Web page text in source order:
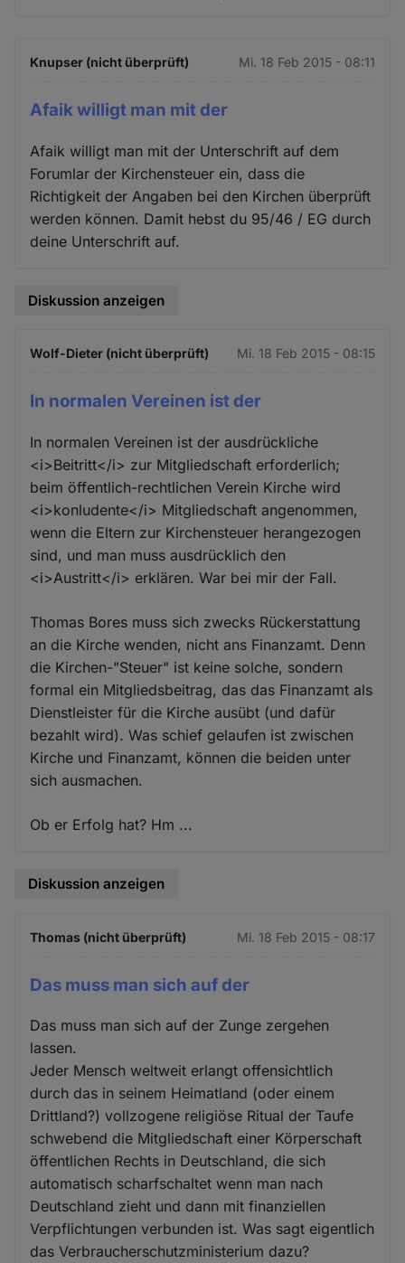
Knupser (nicht überprüft) Mi. 18 Feb 2015 - 08:11
Afaik willigt man mit der
Afaik willigt man mit der Unterschrift auf dem
Forumlar der Kirchensteuer ein, dass die
Richtigkeit der Angaben bei den Kirchen überprüft
werden können. Damit hebst du 95/46 / EG durch
deine Unterschrift auf.
Diskussion anzeigen
Wolf-Dieter (nicht überprüft) Mi. 18 Feb 2015 - 08:15
In normalen Vereinen ist der
In normalen Vereinen ist der ausdrückliche
<i>Beitritt</i> zur Mitgliedschaft erforderlich;
beim öffentlich-rechtlichen Verein Kirche wird
<i>konludente</i> Mitgliedschaft angenommen,
wenn die Eltern zur Kirchensteuer herangezogen
sind, und man muss ausdrücklich den
<i>Austritt</i> erklären. War bei mir der Fall.
Thomas Bores muss sich zwecks Rückerstattung
an die Kirche wenden, nicht ans Finanzamt. Denn
die Kirchen-"Steuer" ist keine solche, sondern
formal ein Mitgliedsbeitrag, das das Finanzamt als
Dienstleister für die Kirche ausübt (und dafür
bezahlt wird). Was schief gelaufen ist zwischen
Kirche und Finanzamt, können die beiden unter
sich ausmachen.
Ob er Erfolg hat? Hm ...
Diskussion anzeigen
Thomas (nicht überprüft) Mi. 18 Feb 2015 - 08:17
Das muss man sich auf der
Das muss man sich auf der Zunge zergehen
lassen.
Jeder Mensch weltweit erlangt offensichtlich
durch das in seinem Heimatland (oder einem
Drittland?) vollzogene religiöse Ritual der Taufe
schwebend die Mitgliedschaft einer Körperschaft
öffentlichen Rechts in Deutschland, die sich
automatisch scharfschaltet wenn man nach
Deutschland zieht und dann mit finanziellen
Verpflichtungen verbunden ist. Was sagt eigentlich
das Verbraucherschutzministerium dazu?